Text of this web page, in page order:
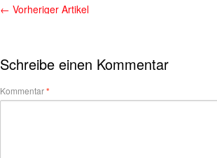
← Vorheriger Artikel
Schreibe einen Kommentar
Kommentar*